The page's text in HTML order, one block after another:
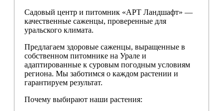
Садовый центр и питомник «АРТ Ландшафт» —
качественные саженцы, проверенные для
уральского климата.
Предлагаем здоровые саженцы, выращенные в
собственном питомнике на Урале и
адаптированные к суровым погодным условиям
региона. Мы заботимся о каждом растении и
гарантируем результат.
Почему выбирают наши растения: